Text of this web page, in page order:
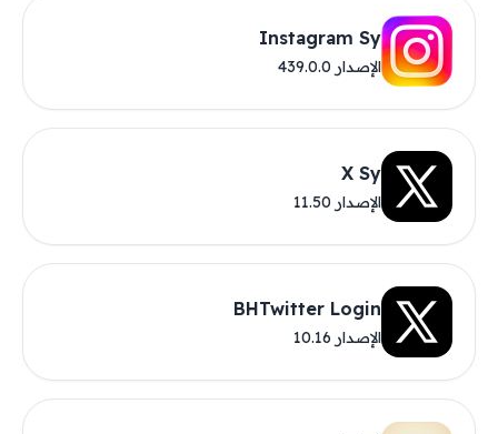
Instagram Sy
الإصدار 439.0.0
X Sy
الإصدار 11.50
BHTwitter Login
الإصدار 10.16